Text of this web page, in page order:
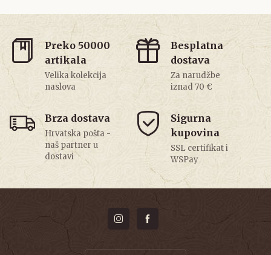
Preko 50000
artikala
Velika kolekcija
naslova
Besplatna
dostava
Za narudžbe
iznad 70 €
Brza dostava
Hrvatska pošta -
naš partner u
dostavi
Sigurna
kupovina
SSL certifikat i
WSPay